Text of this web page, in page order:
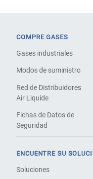
COMPRE GASES
Gases industriales
Modos de suministro
Red de Distribuidores
Air Liquide
Fichas de Datos de
Seguridad
ENCUENTRE SU
Soluciones